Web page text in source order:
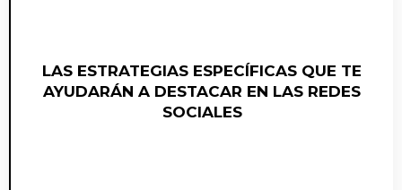
LAS ESTRATEGIAS ESPECÍFICAS QUE TE
AYUDARÁN A DESTACAR EN LAS REDES
SOCIALES
CÓMO APLICAR LA METODOLOGÍA DEL
EMBUDO MAESTRO PARA VENDER DE
MANERA PREDECIBLE